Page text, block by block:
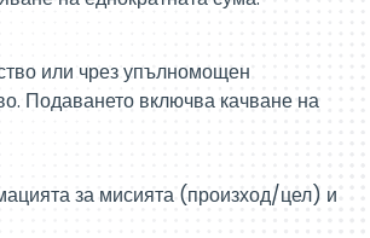
или чрез упълномощен
Подаването включва качване на
за мисията (произход/цел) и